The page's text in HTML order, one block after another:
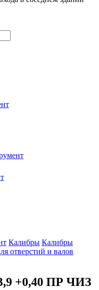
Калибры Калибры
отверстий и валов
+0,40 ПР ЧИЗ